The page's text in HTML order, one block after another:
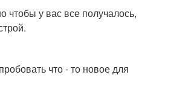
чтобы у вас все получалось,
что - то новое для